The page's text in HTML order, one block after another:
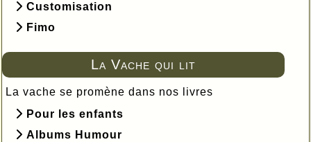
Customisation
Fimo
La Vache qui lit
La vache se promène dans nos livres
Pour les enfants
Albums Humour